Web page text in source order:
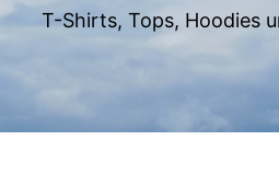
T-Shirts, Tops, Hoodies